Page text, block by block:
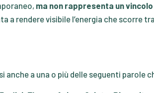
ma non rappresenta un
a rendere visibile l’energia che scorre
anche a una o più delle seguenti parole